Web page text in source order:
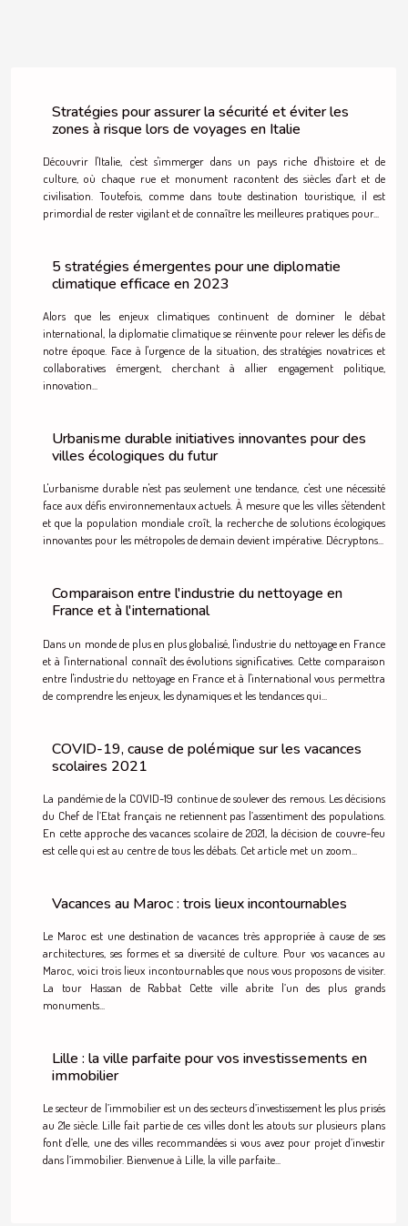
Stratégies pour assurer la sécurité et éviter les
zones à risque lors de voyages en Italie
Découvrir l'Italie, c'est s'immerger dans un pays riche d'histoire et de
culture, où chaque rue et monument racontent des siècles d'art et de
civilisation. Toutefois, comme dans toute destination touristique, il est
primordial de rester vigilant et de connaître les meilleures pratiques pour...
5 stratégies émergentes pour une diplomatie
climatique efficace en 2023
Alors que les enjeux climatiques continuent de dominer le débat
international, la diplomatie climatique se réinvente pour relever les défis de
notre époque. Face à l'urgence de la situation, des stratégies novatrices et
collaboratives émergent, cherchant à allier engagement politique,
innovation...
Urbanisme durable initiatives innovantes pour des
villes écologiques du futur
L'urbanisme durable n'est pas seulement une tendance, c'est une nécessité
face aux défis environnementaux actuels. À mesure que les villes s'étendent
et que la population mondiale croît, la recherche de solutions écologiques
innovantes pour les métropoles de demain devient impérative. Décryptons...
Comparaison entre l'industrie du nettoyage en
France et à l'international
Dans un monde de plus en plus globalisé, l'industrie du nettoyage en France
et à l'international connaît des évolutions significatives. Cette comparaison
entre l'industrie du nettoyage en France et à l'international vous permettra
de comprendre les enjeux, les dynamiques et les tendances qui...
COVID-19, cause de polémique sur les vacances
scolaires 2021
La pandémie de la COVID-19 continue de soulever des remous. Les décisions
du Chef de l’Etat français ne retiennent pas l’assentiment des populations.
En cette approche des vacances scolaire de 2021, la décision de couvre-feu
est celle qui est au centre de tous les débats. Cet article met un zoom...
Vacances au Maroc : trois lieux incontournables
Le Maroc est une destination de vacances très appropriée à cause de ses
architectures, ses formes et sa diversité de culture. Pour vos vacances au
Maroc, voici trois lieux incontournables que nous vous proposons de visiter.
La tour Hassan de Rabbat Cette ville abrite l’un des plus grands
monuments...
Lille : la ville parfaite pour vos investissements en
immobilier
Le secteur de l’immobilier est un des secteurs d’investissement les plus prisés
au 21e siècle. Lille fait partie de ces villes dont les atouts sur plusieurs plans
font d’elle, une des villes recommandées si vous avez pour projet d’investir
dans l’immobilier. Bienvenue à Lille, la ville parfaite...